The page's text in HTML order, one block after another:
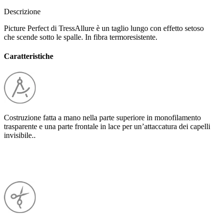
Descrizione
Picture Perfect di TressAllure è un taglio lungo con effetto setoso
che scende sotto le spalle. In fibra termoresistente.
Caratteristiche
Costruzione fatta a mano nella parte superiore in monofilamento
trasparente e una parte frontale in lace per un’attaccatura dei capelli
invisibile..